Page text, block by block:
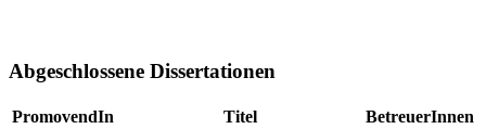
Abgeschlossene Dissertationen
PromovendIn Titel BetreuerInnen